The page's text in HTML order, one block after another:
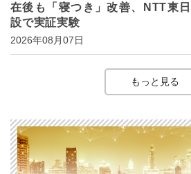
在後も「寝つき」改善、NTT東
設で実証実験
2026年08月07日
もっと見る